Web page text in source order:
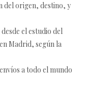
del origen, destino, y
el estudio del
Madrid, según la
a todo el mundo